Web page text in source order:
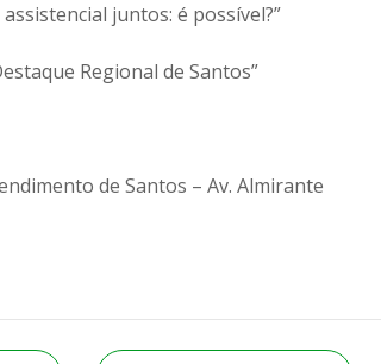
juntos: é possível?”
Regional de Santos”
de Santos – Av. Almirante